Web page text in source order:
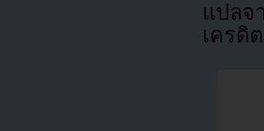
แปล
เครดิ